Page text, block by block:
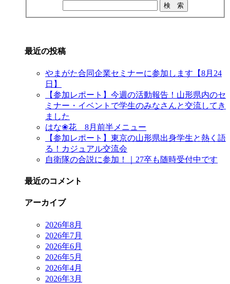
最近の投稿
やまがた合同企業セミナーに参加します【8月24
日】
【参加レポート】今週の活動報告！山形県内のセ
ミナー・イベントで学生のみなさんと交流してき
ました
はな❀花 8月前半メニュー
【参加レポート】東京の山形県出身学生と熱く語
る！カジュアル交流会
自衛隊の合説に参加！｜27卒も随時受付中です
最近のコメント
アーカイブ
2026年8月
2026年7月
2026年6月
2026年5月
2026年4月
2026年3月